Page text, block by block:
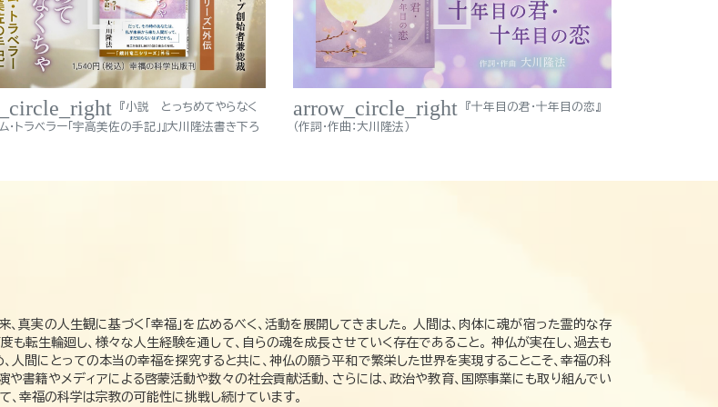
『小説 とっちめてやらなく
・トラベラー「宇高美佐の手記」』大川隆法書き下ろ
arrow_circle_right
『十年目の君・十年目の恋』
（作詞・作曲：大川隆法）
実の人生観に基づく「幸福」を広めるべく、活動を展開してきました。 人間は、肉体に魂が宿った霊的な存
も転生輪廻し、様々な人生経験を通して、自らの魂を成長させていく存在であること。 神仏が実在し、過去も
人間にとっての本当の幸福を探究すると共に、神仏の願う平和で繁栄した世界を実現することこそ、幸福の科
書籍やメディアによる啓蒙活動や数々の社会貢献活動、さらには、政治や教育、国際事業にも取り組んでい
幸福の科学は宗教の可能性に挑戦し続けています。